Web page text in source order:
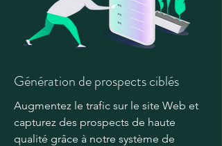
Génération de prospects ciblés
Augmentez le trafic sur le site Web et
capturez des prospects de haute
qualité grâce à notre système de